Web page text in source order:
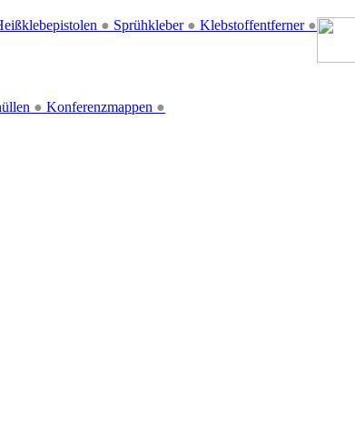
● Sprühkleber ● Klebstoffentferner ●
● Konferenzmappen ●